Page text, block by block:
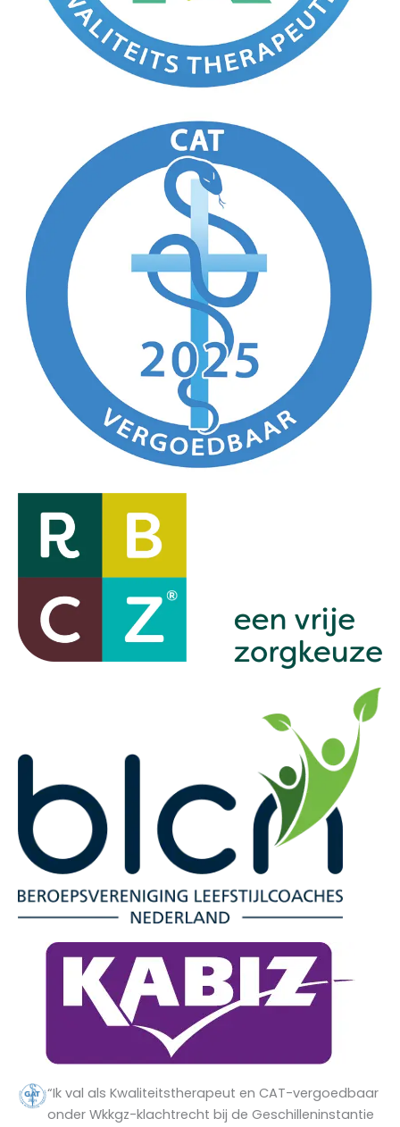
“Ik val als Kwaliteitstherapeut en CAT-vergoedbaar
onder Wkkgz-klachtrecht bij de Geschilleninstantie